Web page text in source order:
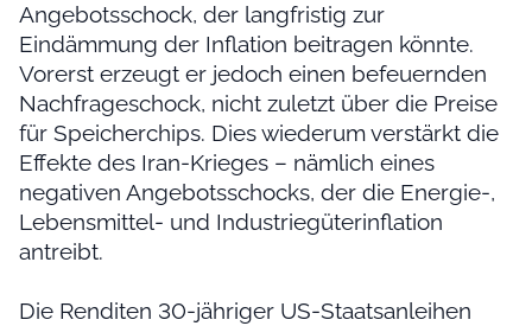
Angebotsschock, der langfristig zur
Eindämmung der Inflation beitragen könnte.
Vorerst erzeugt er jedoch einen befeuernden
Nachfrageschock, nicht zuletzt über die Preise
für Speicherchips. Dies wiederum verstärkt die
Effekte des Iran-Krieges – nämlich eines
negativen Angebotsschocks, der die Energie-,
Lebensmittel- und Industriegüterinflation
antreibt.
Die Renditen 30-jähriger US-Staatsanleihen